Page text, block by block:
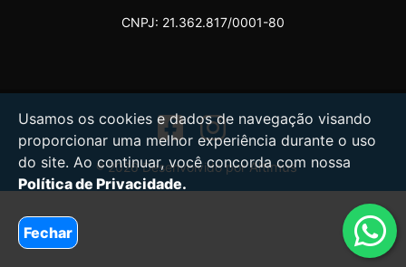
Usamos os cookies e dados de navegação visando
proporcionar uma melhor experiência durante o uso
do site. Ao continuar, você concorda com nossa
Política de Privacidade.
Fechar
® 2026 Desenvolvido porAltimus